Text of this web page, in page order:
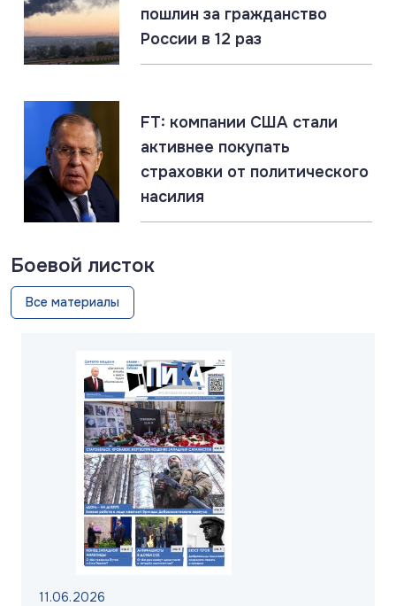
07.08.2026
ЕС бессильны
пошлин за гражданство
России в 12 раз
FT: компании США стали
активнее покупать
страховки от политического
насилия
Боевой листок
Все материалы
11.06.2026